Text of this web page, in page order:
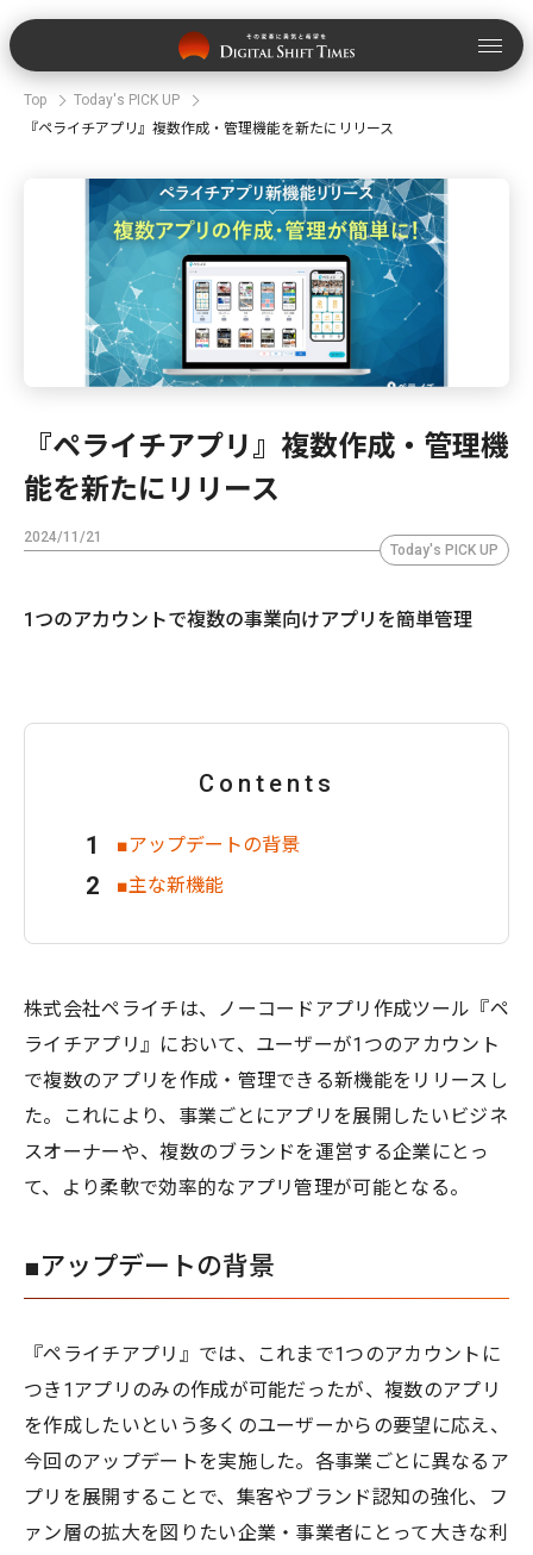
Top
Today's PICK UP
『ペライチアプリ』複数作成・管理機能を新たにリリース
『ペライチアプリ』複数作成・管理機
能を新たにリリース
2024/11/21
Today's PICK UP
1つのアカウントで複数の事業向けアプリを簡単管理
Contents
■アップデートの背景
■主な新機能
株式会社ペライチは、ノーコードアプリ作成ツール『ペ
ライチアプリ』において、ユーザーが1つのアカウント
で複数のアプリを作成・管理できる新機能をリリースし
た。これにより、事業ごとにアプリを展開したいビジネ
スオーナーや、複数のブランドを運営する企業にとっ
て、より柔軟で効率的なアプリ管理が可能となる。
■アップデートの背景
『ペライチアプリ』では、これまで1つのアカウントに
つき1アプリのみの作成が可能だったが、複数のアプリ
を作成したいという多くのユーザーからの要望に応え、
今回のアップデートを実施した。各事業ごとに異なるア
プリを展開することで、集客やブランド認知の強化、フ
ァン層の拡大を図りたい企業・事業者にとって大きな利